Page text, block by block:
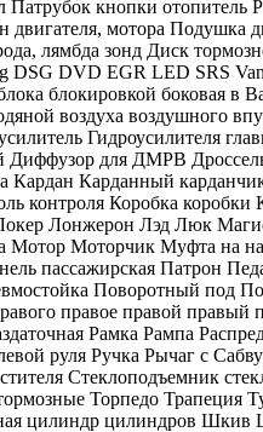
кнопки
двигателя, мотора
лямбда зонд Диск
DSG DVD EGR LED SRS
блокировкой боковая
воздуха воздушного
Гидроусилителя
для ДМРВ
Кардан Карданный
контроля Коробка
Лонжерон Лэд Люк
Моторчик Муфта на
пассажирская Патрон
Поворотный под
правое правой
Рамка Рампа
руля Ручка Рычаг с
Стеклоподъемник
Торпедо Трапеция
цилиндр цилиндров Шкив